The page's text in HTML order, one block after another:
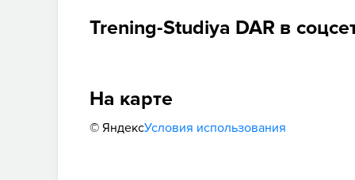
Trening-Studiya DAR в
На карте
© ЯндексУсловия использования